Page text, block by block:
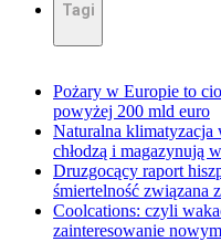
Tagi
Pożary w Europie to
powyżej 200 mld euro
Naturalna klimatyzacja
chłodzą i magazynują
Druzgocący raport
śmiertelność związana
Coolcations: czyli
zainteresowanie